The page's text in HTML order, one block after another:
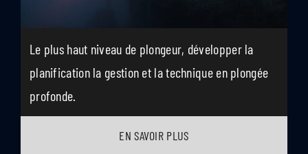
Le plus haut niveau de plongeur, développer la
planification la gestion et la technique en plongée
profonde.
EN SAVOIR PLUS